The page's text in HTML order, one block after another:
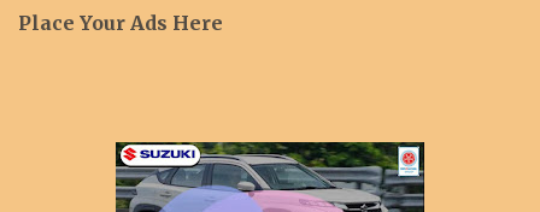
Place Your Ads Here